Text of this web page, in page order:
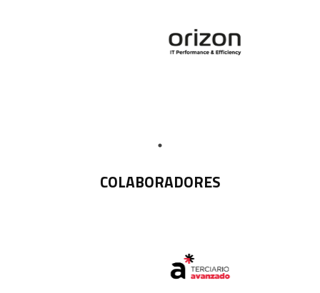
COLABORADORES